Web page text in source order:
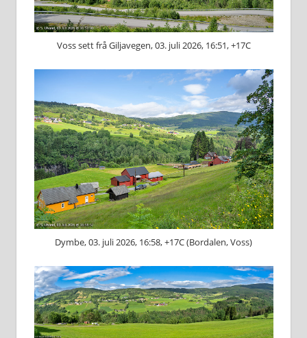
Voss sett frå Giljavegen, 03. juli 2026, 16:51, +17C
Dymbe, 03. juli 2026, 16:58, +17C (Bordalen, Voss)